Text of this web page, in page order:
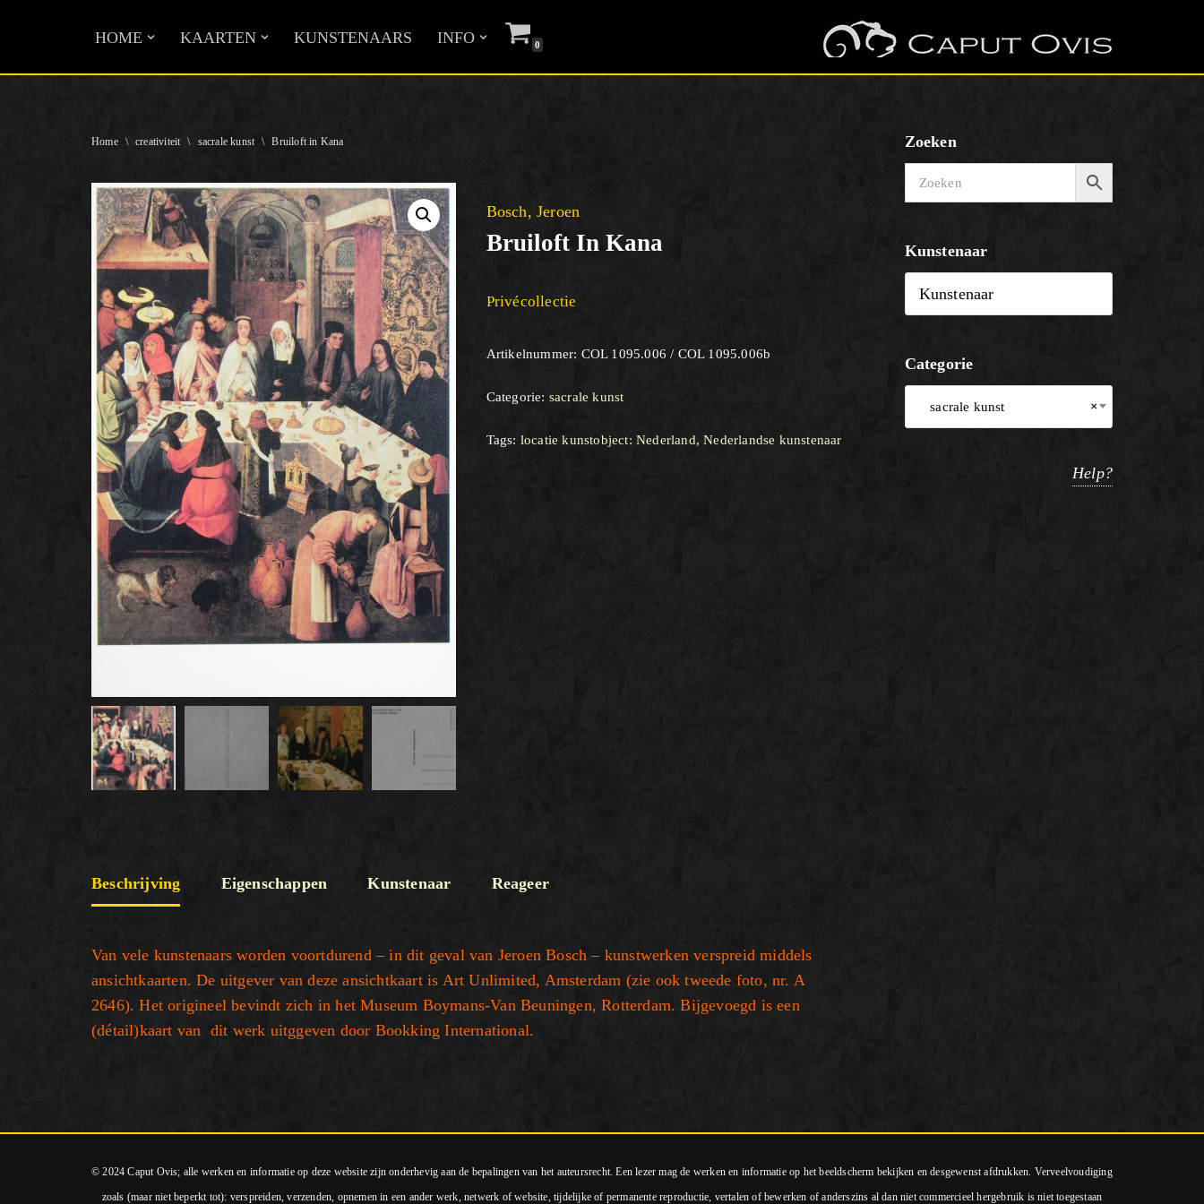
naar
HOME KAARTEN KUNSTENAARS INFO 0
Home \ creativiteit \ sacrale kunst \ Bruiloft in Kana
Bosch, Jeroen
Bruiloft In Kana
Privécollectie
Artikelnummer: COL 1095.006 / COL 1095.006b
Categorie: sacrale kunst
Tags: locatie kunstobject: Nederland,Nederlandse kunstenaar
Beschrijving Eigenschappen Kunstenaar Reageer
Van vele kunstenaars worden voortdurend – in dit geval van Jeroen Bosch – kunstwerken verspreid middels
ansichtkaarten. De uitgever van deze ansichtkaart is Art Unlimited, Amsterdam (zie ook tweede foto, nr. A
2646). Het origineel bevindt zich in het Museum Boymans-Van Beuningen, Rotterdam. Bijgevoegd is een
(détail)kaart van dit werk uitggeven door Bookking International.
Zoeken
Kunstenaar
Categorie
×
sacrale kunst
Help?
© 2024 Caput Ovis; alle werken en informatie op deze website zijn onderhevig aan de bepalingen van het auteursrecht. Een lezer mag de werken en informatie op het beeldscherm bekijken en desgewenst afdrukken. Verveelvoudiging
zoals (maar niet beperkt tot): verspreiden, verzenden, opnemen in een ander werk, netwerk of website, tijdelijke of permanente reproductie, vertalen of bewerken of anderszins al dan niet commercieel hergebruik is niet toegestaan